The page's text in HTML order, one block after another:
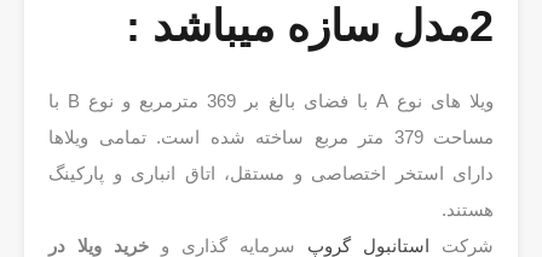
2مدل سازه میباشد :
ویلا های نوع A با فضای بالغ بر 369 مترمربع و نوع B با
مساحت 379 متر مربع ساخته شده است. تمامی ویلاها
دارای استخر اختصاصی و مستقل، اتاق انباری و پارکینگ
هستند.
شرکت استانبول گروپ سرمایه گذاری و خرید ویلا در